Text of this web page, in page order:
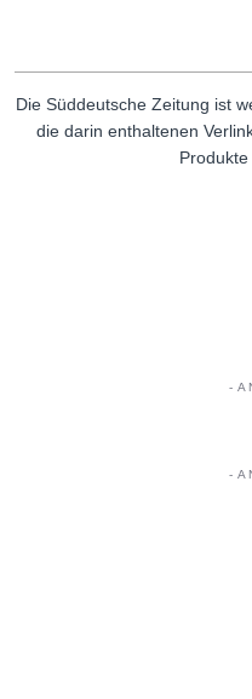
Die Süddeutsche Zeitung ist
die darin enthaltenen
Produkte